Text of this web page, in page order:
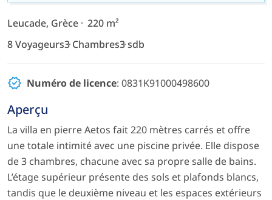
Leucade, Grèce
220 m²
8 Voyageurs3 Chambres3 sdb
Numéro de licence: 0831K91000498600
Aperçu
La villa en pierre Aetos fait 220 mètres carrés et offre
une totale intimité avec une piscine privée. Elle dispose
de 3 chambres, chacune avec sa propre salle de bains.
L’étage supérieur présente des sols et plafonds blancs,
tandis que le deuxième niveau et les espaces extérieurs